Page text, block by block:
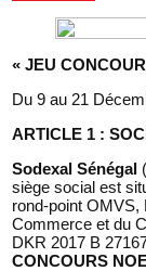
« JEU
Du 9 au 21
ARTICLE 1 :
Sodexal Sénégal
siège social est
rond-point OMVS,
Commerce et du
DKR 2017 B
CONCOURS